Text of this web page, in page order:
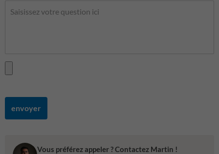
envoyer
Vous préférez appeler ? Contactez Martin !